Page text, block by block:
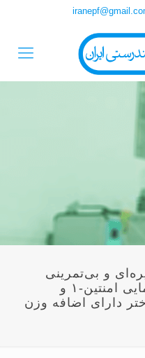
و بی‌تمرینی
پس از آن بر مقادیر پلاسمایی امنتین-۱ و
دارای اضافه ‏وزن